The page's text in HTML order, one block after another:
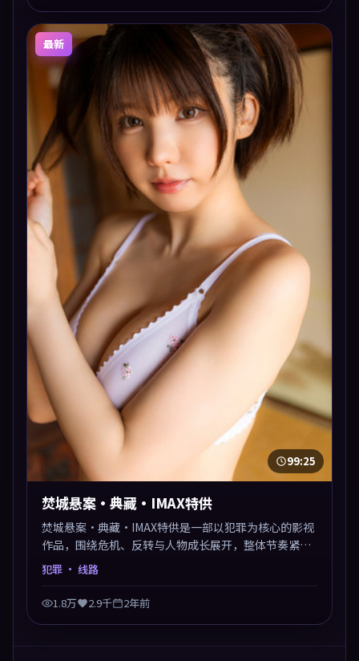
最新
99:25
焚城悬案·典藏·IMAX特供
焚城悬案·典藏·IMAX特供是一部以犯罪为核心的影视
作品，围绕危机、反转与人物成长展开，整体节奏紧
凑，值得推荐观看。
犯罪 · 线路
1.8万 2.9千 2年前